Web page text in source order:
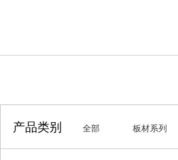
产品类别 全部 板材系列